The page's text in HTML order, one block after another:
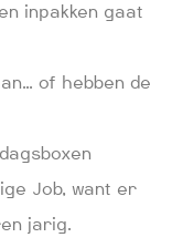
inpakken gaat
of hebben de
Job, want er
jarig.